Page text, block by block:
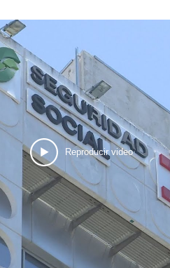
Reproducir video